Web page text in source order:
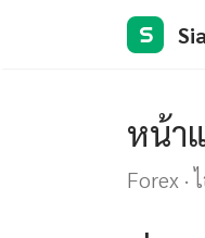
S
หน้า
Forex ·